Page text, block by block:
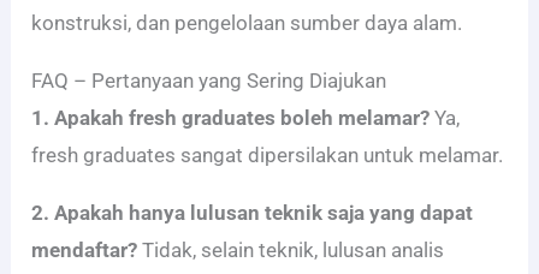
konstruksi, dan pengelolaan sumber daya alam.
FAQ – Pertanyaan yang Sering Diajukan
1. Apakah fresh graduates boleh melamar? Ya,
fresh graduates sangat dipersilakan untuk melamar.
2. Apakah hanya lulusan teknik saja yang dapat
mendaftar? Tidak, selain teknik, lulusan analis